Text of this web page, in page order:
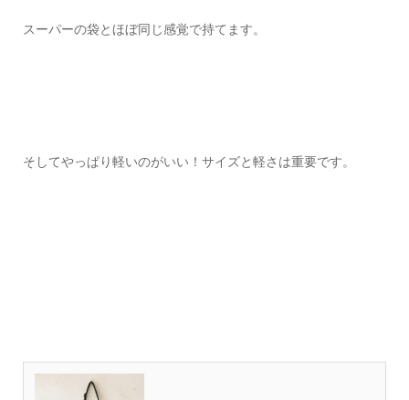
スーパーの袋とほぼ同じ感覚で持てます。
そしてやっぱり軽いのがいい！サイズと軽さは重要です。